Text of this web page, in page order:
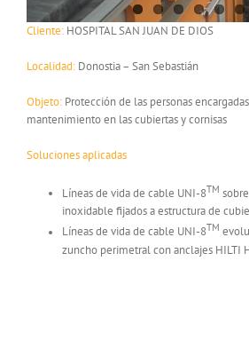
Cliente: HOSPITAL SAN JUAN DE DIOS
Localidad: Donostia – San Sebastián
Objeto: Protección de las personas
mantenimiento en las cubiertas y cornisas
Soluciones aplicadas
Líneas de vida de cable UNI-8TM
inoxidable fijados a estructura de
Líneas de vida de cable UNI-8TM
zuncho perimetral con anclajes HILTI